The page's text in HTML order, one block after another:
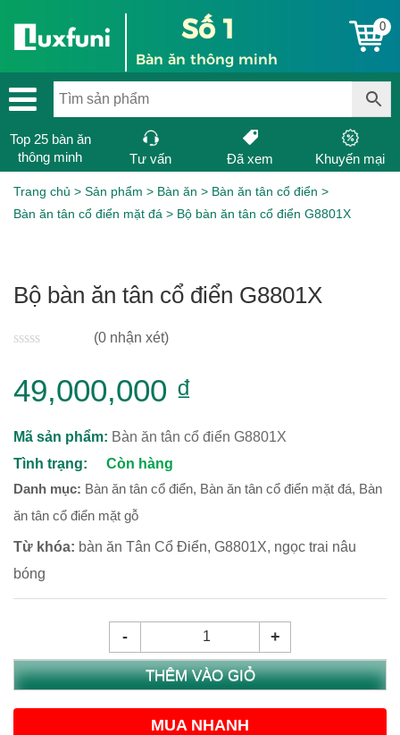
Số 1
Bàn ăn thông minh
0
Top 25 bàn ăn
thông minh
Tư vấn Đã xem Khuyến mại
Trang chủ > Sản phẩm > Bàn ăn > Bàn ăn tân cổ điển >
Bàn ăn tân cổ điển mặt đá > Bộ bàn ăn tân cổ điển G8801X
Bộ bàn ăn tân cổ điển G8801X
(0 nhận xét)
49,000,000 ₫
Mã sản phẩm: Bàn ăn tân cổ điển G8801X
Tình trạng:
Còn hàng
Danh mục: Bàn ăn tân cổ điển, Bàn ăn tân cổ điển mặt đá, Bàn
ăn tân cổ điển mặt gỗ
Từ khóa: bàn ăn Tân Cổ Điển, G8801X, ngọc trai nâu
bóng
+
-
THÊM VÀO GIỎ
MUA NHANH